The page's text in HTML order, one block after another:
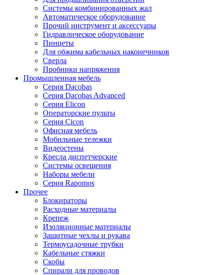
Системы комбинированных жал
Автоматическое оборудование
Прочий инструмент и аксессуары
Гидравлическое оборудование
Пинцеты
Для обжима кабельных наконечников
Сверла
Пробники напряжения
Промышленная мебель
Серия Dacobas
Серия Dacobas Advanced
Серия Elicon
Операторские пульты
Серия Cicon
Офисная мебель
Мобильные тележки
Видеостены
Кресла диспетчерские
Системы освещения
Наборы мебели
Серия Rapomos
Прочее
Блокираторы
Расходные материалы
Крепеж
Изоляционные материалы
Защитные чехлы и рукава
Термоусадочные трубки
Кабельные стяжки
Скобы
Спирали для проводов